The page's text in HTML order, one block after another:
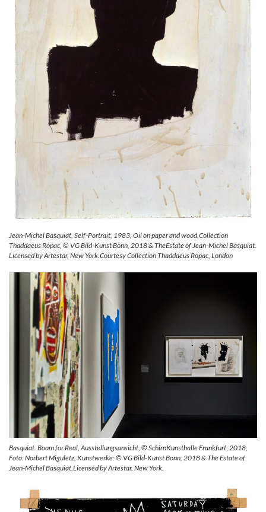
Jean-Michel Basquiat, Self-Portrait, 1983, Oil on paper and wood,Collection
Thaddaeus Ropac, © VG Bild-Kunst Bonn, 2018 & TheEstate of Jean-Michel Basquiat.
Licensed by Artestar, New York.Courtesy Collection Thaddaeus Ropac, London
Basquiat. Boom for Real, Ausstellungsansicht, © SchirnKunsthalle Frankfurt, 2018,
Foto: Norbert Miguletz, Kunstwerke: © VG Bild-Kunst Bonn, 2018 & The Estate of
Jean-Michel Basquiat,Licensed by Artestar, New York.